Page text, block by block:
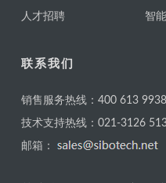
人才招聘 智
联系我们
销售服务热线：400 613 9938
技术支持热线：021-3126
邮箱：